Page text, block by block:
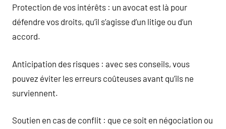
Protection de vos intérêts : un avocat est là pour
défendre vos droits, qu’il s’agisse d’un litige ou d’un
accord.
Anticipation des risques : avec ses conseils, vous
pouvez éviter les erreurs coûteuses avant qu’ils ne
surviennent.
Soutien en cas de conflit : que ce soit en négociation ou